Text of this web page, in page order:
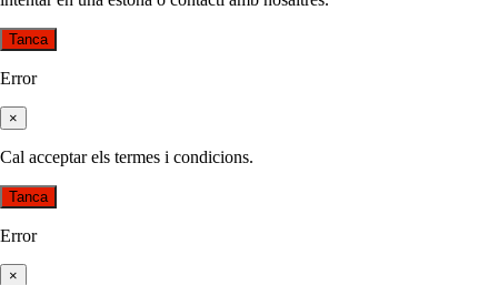
Tanca
Error
×
Cal acceptar els termes i condicions.
Tanca
Error
×